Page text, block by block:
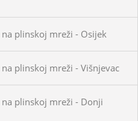
plinskoj mreži - Osijek
plinskoj mreži - Višnjevac
plinskoj mreži - Donji